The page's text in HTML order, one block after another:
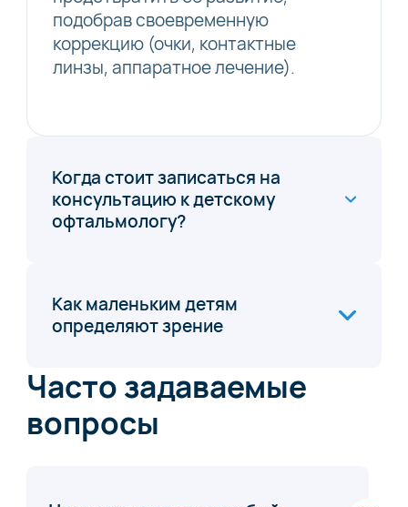
подобрав своевременную
коррекцию (очки, контактные
линзы, аппаратное лечение).
Когда стоит записаться на
консультацию к детскому
офтальмологу?
Как маленьким детям
определяют зрение
Часто задаваемые
вопросы